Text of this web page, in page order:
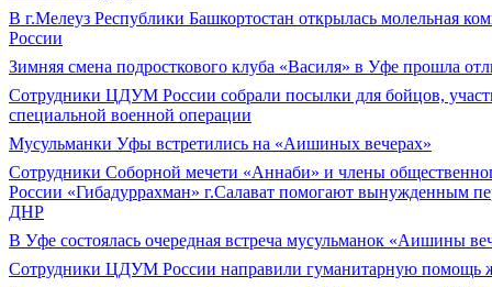
В г.Мелеуз Республики Башкортостан открылась молельная
России
Зимняя смена подросткового клуба «Василя» в Уфе прошла
Сотрудники ЦДУМ России собрали посылки для бойцов,
специальной военной операции
Мусульманки Уфы встретились на «Аишиных вечерах»
Сотрудники Соборной мечети «Аннаби» и члены
России «Гибадуррахман» г.Салават помогают вынужденным
ДНР
В Уфе состоялась очередная встреча мусульманок «Аишины
Сотрудники ЦДУМ России направили гуманитарную помощь